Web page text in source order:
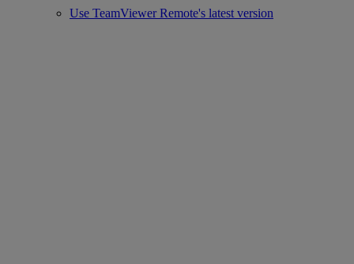
Use TeamViewer Remote's latest version